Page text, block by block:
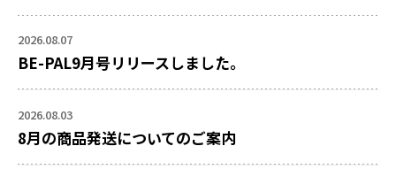
2026.08.07
BE-PAL9月号リリースしました。
2026.08.03
8月の商品発送についてのご案内